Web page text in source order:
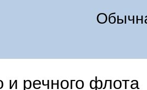
и речного флота